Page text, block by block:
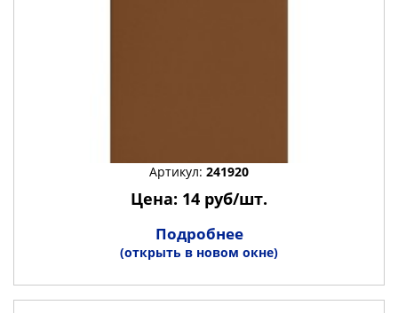
Артикул: 241920
Цена: 14 руб/шт.
Подробнее
(открыть в новом окне)